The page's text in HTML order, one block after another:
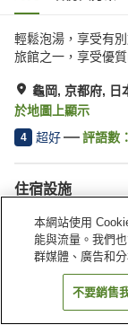
輕鬆泡湯，享受有
旅館之一，享受優
龜岡, 京都府, 日
於地圖上顯示
4 超好 評語數：
住宿設施
停車場
Spa／美容沙龍
本網站使用
能與流量。我們
群媒體、廣告和
不要銷售